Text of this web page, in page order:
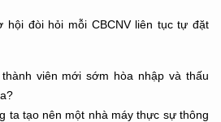
hội đòi hỏi mỗi CBCNV liên tục tự đặt
viên mới sớm hòa nhập và thấu
ta tạo nên một nhà máy thực sự thông